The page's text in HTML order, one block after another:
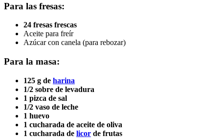
Para las fresas:
24 fresas frescas
Aceite para freír
Azúcar con canela (para rebozar)
Para la masa:
125 g de harina
1/2 sobre de levadura
1 pizca de sal
1/2 vaso de leche
1 huevo
1 cucharada de aceite de oliva
1 cucharada de licor de frutas